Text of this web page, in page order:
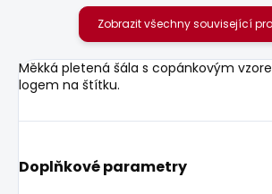
Zobrazit všechny související
Měkká pletená šála s copánkovým
logem na štítku.
Doplňkové parametry